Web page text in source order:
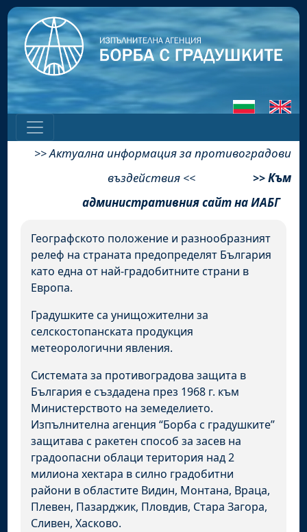
>>Актуална информация за противоградови
въздействия<< >>Към
административния сайт на ИАБГ
Географското положение и разнообразният
релеф на страната предопределят България
като една от най-градобитните страни в
Европа.
Градушките са унищожителни за
селскостопанската продукция
метеорологични явления.
Системата за противоградова защита в
България е създадена през 1968 г. към
Министерството на земеделието.
Изпълнителна агенция “Борба с градушките”
защитава с ракетен способ за засев на
градоопасни облаци територия над 2
милиона хектара в силно градобитни
райони в областите Видин, Монтана, Враца,
Плевен, Пазарджик, Пловдив, Стара Загора,
Сливен, Хасково.